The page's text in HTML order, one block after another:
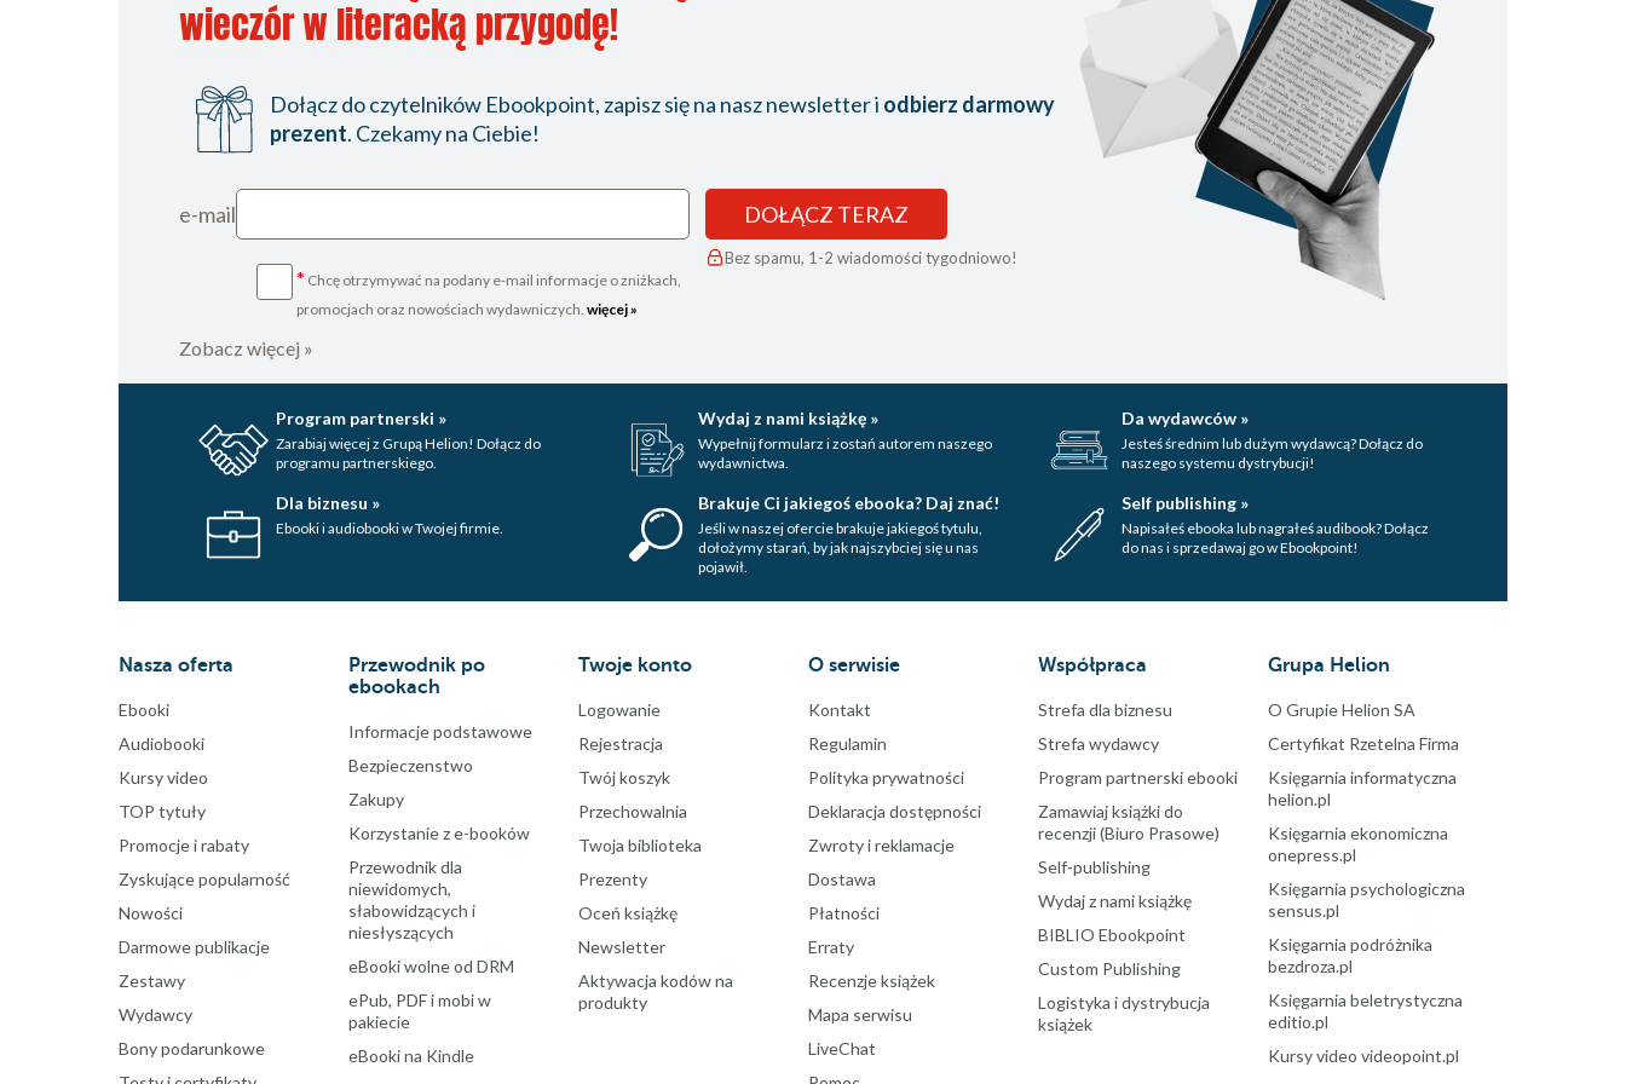
wieczór w literacką przygodę!
Dołącz do czytelników Ebookpoint, zapisz się na nasz newsletter i odbierz darmowy
prezent. Czekamy na Ciebie!
e-mail
* Chcę otrzymywać na podany e-mail informacje o zniżkach,
promocjach oraz nowościach wydawniczych. więcej »
DOŁĄCZ TERAZ
Bez spamu, 1-2 wiadomości tygodniowo!
Zobacz więcej »
Program partnerski »
Zarabiaj więcej z Grupą Helion! Dołącz do
programu partnerskiego.
Wydaj z nami książkę »
Wypełnij formularz i zostań autorem naszego
wydawnictwa.
Da wydawców »
Jesteś średnim lub dużym wydawcą? Dołącz do
naszego systemu dystrybucji!
Dla biznesu »
Ebooki i audiobooki w Twojej firmie.
Brakuje Ci jakiegoś ebooka? Daj znać!
Jeśli w naszej ofercie brakuje jakiegoś tytulu,
dołożymy starań, by jak najszybciej się u nas
pojawił.
Self publishing »
Napisałeś ebooka lub nagrałeś audibook? Dołącz
do nas i sprzedawaj go w Ebookpoint!
Nasza oferta
Ebooki
Audiobooki
Kursy video
TOP tytuły
Promocje i rabaty
Zyskujące popularność
Nowości
Darmowe publikacje
Zestawy
Wydawcy
Bony podarunkowe
Przewodnik po
ebookach
Informacje podstawowe
Bezpieczenstwo
Zakupy
Korzystanie z e-booków
Przewodnik dla
niewidomych,
słabowidzących i
niesłyszących
eBooki wolne od DRM
ePub, PDF i mobi w
pakiecie
eBooki na Kindle
Twoje konto
Logowanie
Rejestracja
Twój koszyk
Przechowalnia
Twoja biblioteka
Prezenty
Oceń książkę
Newsletter
Aktywacja kodów na
produkty
O serwisie
Kontakt
Regulamin
Polityka prywatności
Deklaracja dostępności
Zwroty i reklamacje
Dostawa
Płatności
Erraty
Recenzje książek
Mapa serwisu
LiveChat
Współpraca
Strefa dla biznesu
Strefa wydawcy
Program partnerski ebooki
Zamawiaj książki do
recenzji (Biuro Prasowe)
Self-publishing
Wydaj z nami książkę
BIBLIO Ebookpoint
Custom Publishing
Logistyka i dystrybucja
książek
Grupa Helion
O Grupie Helion SA
Certyfikat Rzetelna Firma
Księgarnia informatyczna
helion.pl
Księgarnia ekonomiczna
onepress.pl
Księgarnia psychologiczna
sensus.pl
Księgarnia podróżnika
bezdroza.pl
Księgarnia beletrystyczna
editio.pl
Kursy video videopoint.pl